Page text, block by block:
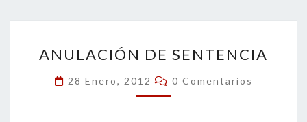
DE
SENTENCIA
ANULACIÓN DE SENTENCIA
28 Enero, 2012 Comentarios
0 Comentarios